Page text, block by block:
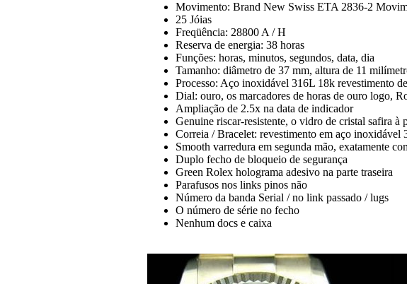
Movimento: Brand New Swiss ETA 2836-2
25 Jóias
Freqüência: 28800 A / H
Reserva de energia: 38 horas
Funções: horas, minutos, segundos, data, dia
Tamanho: diâmetro de 37 mm, altura de 11
Processo: Aço inoxidável 316L 18k revestimento
Dial: ouro, os marcadores de horas de ouro logo,
Ampliação de 2.5x na data de indicador
Genuine riscar-resistente, o vidro de cristal safira à
Correia / Bracelet: revestimento em aço inoxidável
Smooth varredura em segunda mão, exatamente
Duplo fecho de bloqueio de segurança
Green Rolex holograma adesivo na parte traseira
Parafusos nos links pinos não
Número da banda Serial / no link passado / lugs
O número de série no fecho
Nenhum docs e caixa